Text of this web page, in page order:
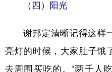
（四）阳光
谢邦定清晰记得这样一
亮灯的时候，大家肚子饿
去周围买吃的。“两千人